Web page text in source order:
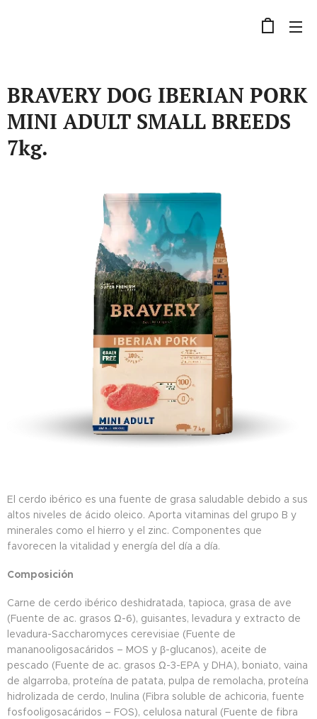
BRAVERY DOG IBERIAN PORK
MINI ADULT SMALL BREEDS
7kg.
El cerdo ibérico es una fuente de grasa saludable debido a sus
altos niveles de ácido oleico. Aporta vitaminas del grupo B y
minerales como el hierro y el zinc. Componentes que
favorecen la vitalidad y energía del día a día.
Composición
Carne de cerdo ibérico deshidratada, tapioca, grasa de ave
(Fuente de ac. grasos Ω-6), guisantes, levadura y extracto de
levadura-Saccharomyces cerevisiae (Fuente de
mananooligosacáridos – MOS y β-glucanos), aceite de
pescado (Fuente de ac. grasos Ω-3-EPA y DHA), boniato, vaina
de algarroba, proteína de patata, pulpa de remolacha, proteína
hidrolizada de cerdo, Inulina (Fibra soluble de achicoria, fuente
fosfooligosacáridos – FOS), celulosa natural (Fuente de fibra